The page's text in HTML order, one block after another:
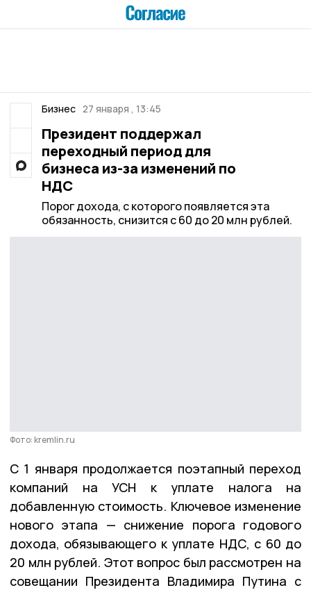
Бизнес 27 января , 13:45
Президент поддержал
переходный период для
бизнеса из-за изменений по
НДС
Порог дохода, с которого появляется эта
обязанность, снизится с 60 до 20 млн рублей.
Фото: kremlin.ru
С 1 января продолжается поэтапный переход
компаний на УСН к уплате налога на
добавленную стоимость. Ключевое изменение
нового этапа — снижение порога годового
дохода, обязывающего к уплате НДС, с 60 до
20 млн рублей. Этот вопрос был рассмотрен на
совещании Президента Владимира Путина с